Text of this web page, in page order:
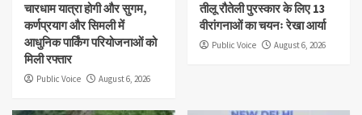
चारधाम यात्रा होगी और सुगम,
कर्णप्रयाग और सिमली में
आधुनिक पार्किंग परियोजनाओं को
मिली रफ्तार
Public Voice August 6, 2026
तीलू रौतेली पुरस्कार के लिए 13
वीरांगनाओं का चयनः रेखा आर्या
Public Voice August 6, 2026